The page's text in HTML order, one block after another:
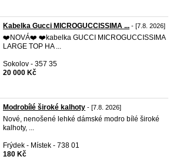
Kabelka Gucci MICROGUCCISSIMA ... - [7.8. 2026]
❤️NOVÁ❤️ ❤️kabelka GUCCI MICROGUCCISSIMA
LARGE TOP HA ...
Sokolov - 357 35
20 000 Kč
Modrobílé široké kalhoty - [7.8. 2026]
Nové, nenošené lehké dámské modro bílé široké
kalhoty, ...
Frýdek - Místek - 738 01
180 Kč